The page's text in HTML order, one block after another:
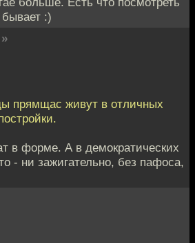
:)
»
прямщас живут в отличных
в форме. А в демократических
- ни зажигательно, без пафоса,